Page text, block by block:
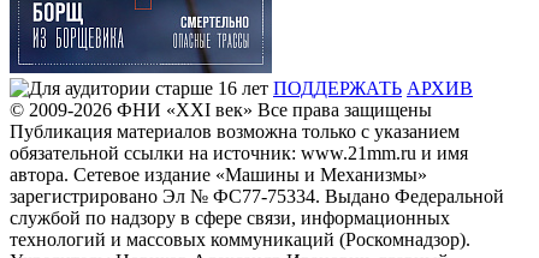
ПОДДЕРЖАТЬ АРХИВ
© 2009-2026 ФHИ «XXI век» Все права защищены
Публикация материалов возможна только с указанием
обязательной ссылки на источник: www.21mm.ru и имя
автора. Сетевое издание «Машины и Механизмы»
зарегистрировано Эл № ФС77-75334. Выдано Федеральной
службой по надзору в сфере связи, информационных
технологий и массовых коммуникаций (Роскомнадзор).